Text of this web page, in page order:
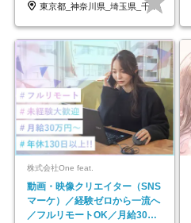
東京都_神奈川県_埼玉県_千葉県_大阪府…
株式会社One feat.
動画・映像クリエイター（SNS
マーケ）／経験ゼロから一流へ
／フルリモートOK／月給30万